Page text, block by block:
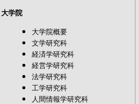
大学院
大学院概要
文学研究科
経済学研究科
経営学研究科
法学研究科
工学研究科
人間情報学研究科